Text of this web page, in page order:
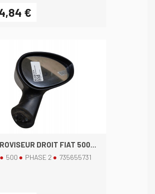
€
DROIT FIAT 500...
500 PHASE 2 735655731